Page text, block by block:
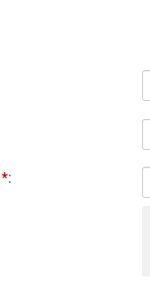
*: